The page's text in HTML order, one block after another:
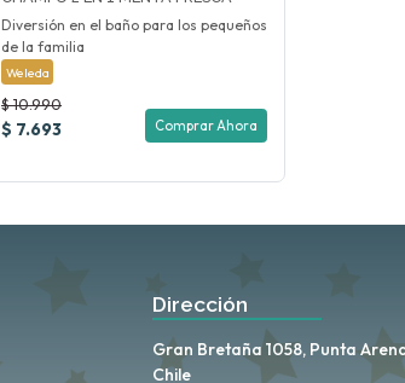
Diversión en el baño para los pequeños
de la familia
Weleda
$ 10.990
$ 7.693 Comprar Ahora
Dirección
Gran Bretaña 1058, Punta
Chile